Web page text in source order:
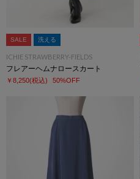
SALE 洗える
ICHIE STRAWBERRY-FIELDS
フレアーヘムナロースカート
￥8,250(税込) 50%OFF